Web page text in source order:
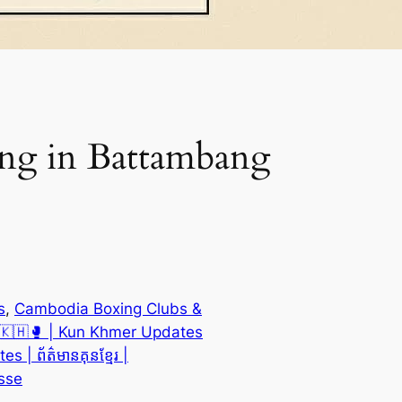
in Battambang
, Cambodia Boxing Clubs &
| Kun Khmer Updates
| ព័ត៌មានគុនខ្មែរ |